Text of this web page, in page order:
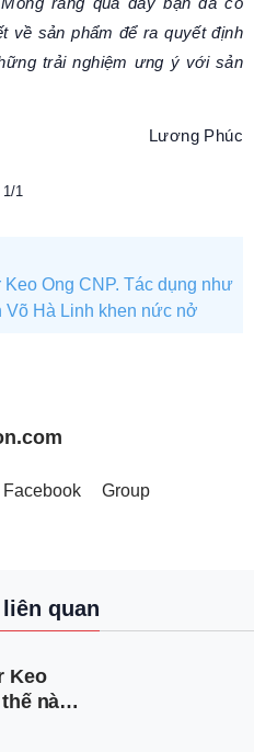
về sản phẩm để ra quyết định
trải nghiệm ưng ý với sản
Lương Phúc
1/1
Ong CNP. Tác dụng như
Võ Hà Linh khen nức nở
Facebook
Group
quan
Keo
nào